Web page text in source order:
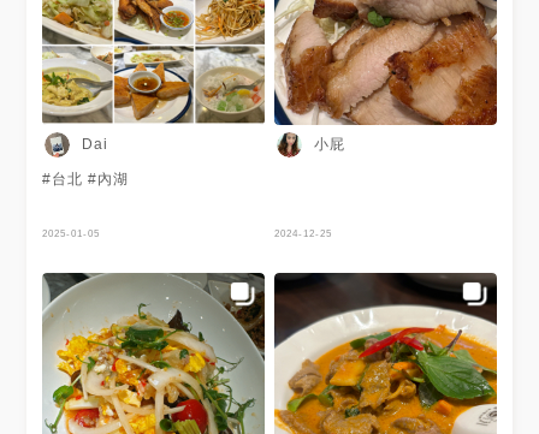
Dai
#台北 #內湖
2025-01-05
小屁
2024-12-25